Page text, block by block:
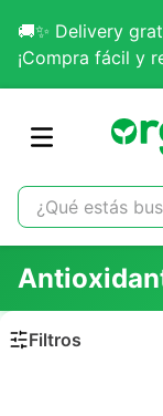
🚚✨ Delivery
¡Compra fácil y
¿Qué estás
1 .
omega 3
2.
citrato